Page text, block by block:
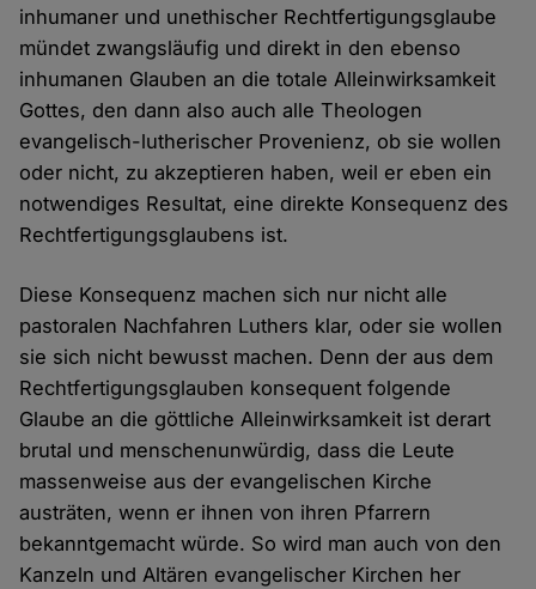
inhumaner und unethischer Rechtfertigungsglaube
mündet zwangsläufig und direkt in den ebenso
inhumanen Glauben an die totale Alleinwirksamkeit
Gottes, den dann also auch alle Theologen
evangelisch-lutherischer Provenienz, ob sie wollen
oder nicht, zu akzeptieren haben, weil er eben ein
notwendiges Resultat, eine direkte Konsequenz des
Rechtfertigungsglaubens ist.
Diese Konsequenz machen sich nur nicht alle
pastoralen Nachfahren Luthers klar, oder sie wollen
sie sich nicht bewusst machen. Denn der aus dem
Rechtfertigungsglauben konsequent folgende
Glaube an die göttliche Alleinwirksamkeit ist derart
brutal und menschenunwürdig, dass die Leute
massenweise aus der evangelischen Kirche
austräten, wenn er ihnen von ihren Pfarrern
bekanntgemacht würde. So wird man auch von den
Kanzeln und Altären evangelischer Kirchen her